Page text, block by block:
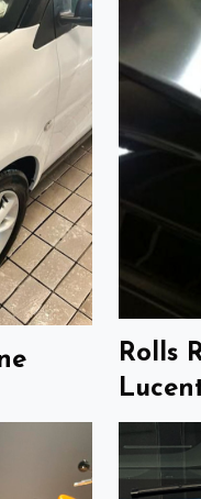
Rolls